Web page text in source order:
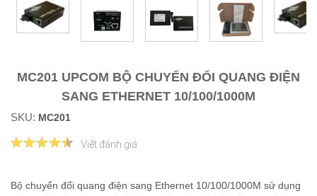
MC201 UPCOM BỘ CHUYỂN ĐỔI QUANG ĐIỆN
SANG ETHERNET 10/100/1000M
SKU: MC201
Viết đánh giá
Bộ chuyển đổi quang điện sang Ethernet 10/100/1000M sử dụng